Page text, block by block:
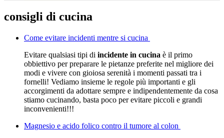
consigli di cucina
Come evitare incidenti mentre si cucina
Evitare qualsiasi tipi di incidente in cucina è il primo
obbiettivo per preparare le pietanze preferite nel migliore dei
modi e vivere con gioiosa serenità i momenti passati tra i
fornelli! Vediamo insieme le regole più importanti e gli
accorgimenti da adottare sempre e indipendentemente da cosa
stiamo cucinando, basta poco per evitare piccoli e grandi
inconvenienti!!!
Magnesio e acido folico contro il tumore al colon